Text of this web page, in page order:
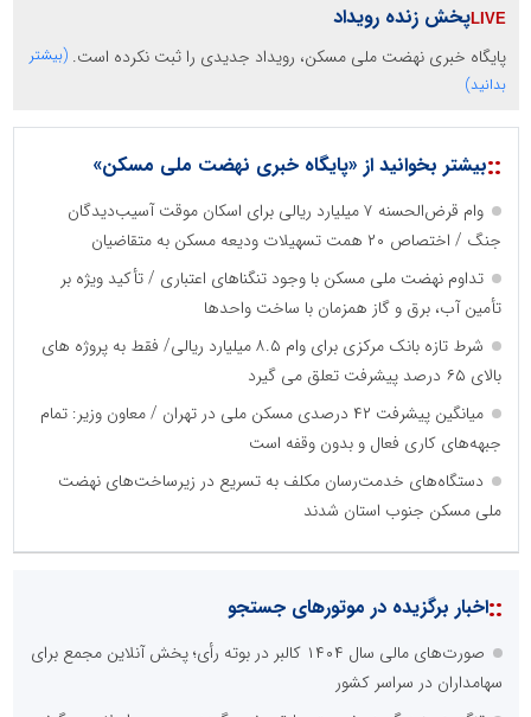
پخش زنده رویداد
پایگاه خبری نهضت ملی مسکن، رویداد جدیدی را ثبت نکرده است. (بیشتر
بدانید)
::بیشتر بخوانید از «پایگاه خبری نهضت ملی مسکن»
وام قرض‌الحسنه ۷ میلیارد ریالی برای اسکان موقت آسیب‌دیدگان
جنگ / اختصاص ۲۰ همت تسهیلات ودیعه مسکن به متقاضیان
تداوم نهضت ملی مسکن با وجود تنگناهای اعتباری / تأکید ویژه بر
تأمین آب، برق و گاز همزمان با ساخت واحدها
شرط تازه بانک مرکزی برای وام ۸.۵ میلیارد ریالی/ فقط به پروژه های
بالای ۶۵ درصد پیشرفت تعلق می گیرد
میانگین پیشرفت ۴۲ درصدی مسکن ملی در تهران / معاون وزیر: تمام
جبهه‌های کاری فعال و بدون وقفه است
دستگاه‌های خدمت‌رسان مکلف به تسریع در زیرساخت‌های نهضت
ملی مسکن جنوب استان شدند
::اخبار برگزیده در موتورهای جستجو
صورت‌های مالی سال ۱۴۰۴ کالبر در بوته رأی؛ پخش آنلاین مجمع برای
سهامداران در سراسر کشور